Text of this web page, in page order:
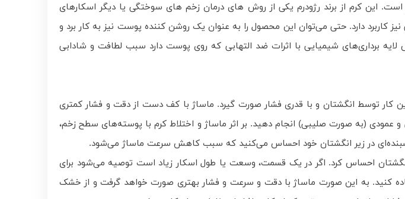
است. این کرم از برند رژودرم یکی از روش های درمان زخم های سوختگی یا دیگر اسکارهای
دارد. حتی می‌توان این محصول را به عنوان یک روشن کننده پوست نیز به کار برد و
لایه برداری‌های شیمیایی با اثرات ضد التهابی که روی پوست دارد سبب لطافت و شادابی
کار توسط انگشتان و با قدری فشار صورت گیرد. ماساژ با کف دست از دقت و فشار کمتری
(به صورت صلیبی) انجام دهید. بر اثر ماساژ و اختلاط کرم با پوسته‌های سطح زخم،
در زیر انگشتان خود احساس می‌کنید که سبب کاهش سرعت ماساژ می‌شود.
حدود ۱,۵ دقیقه بتوان نرمی کرم را زیر انگشتان احساس کرد. اگر در یک قسمت، وسعت یا طول اسکار زیاد است توصیه می‌شود برای
کنید. به این صورت ماساژ با دقت و سرعت و فشار بهتری صورت خواهد گرفت و از خشک